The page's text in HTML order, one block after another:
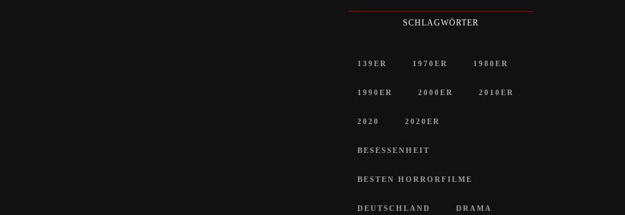
SCHLAGWÖRTER
139ER 1970ER 1980ER
1990ER 2000ER 2010ER
2020 2020ER
BESESSENHEIT
BESTEN HORRORFILME
DEUTSCHLAND DRAMA